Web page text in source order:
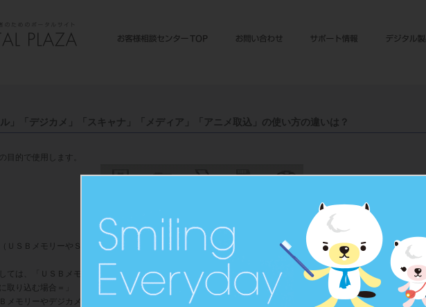
ル」「デジカメ」「スキャナ」「メディア」「アニメ取込」の使い方の違いは？
目的で使用します。
ＵＳＢメモリーやＳＤカード等）に保存されている画像を取り込む場合に使用します。
ては、「
ＵＳＢメモリーやデジカメ等にある画像をTrinityCore Proに取り込みたい(インポート)＝複数の画像を
取り込む場合＝
メモリーやデジカメ等にある画像をTrinityCore Proに取り込みたい(インポート)＝インポート先の日付とモダリ